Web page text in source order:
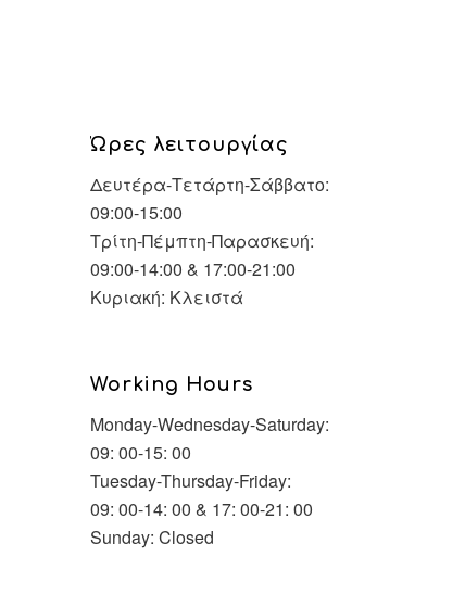
Ώρες λειτουργίας
Δευτέρα-Τετάρτη-Σάββατο:
09:00-15:00
Τρίτη-Πέμπτη-Παρασκευή:
09:00-14:00 & 17:00-21:00
Κυριακή: Κλειστά
Working Hours
Monday-Wednesday-Saturday:
09: 00-15: 00
Tuesday-Thursday-Friday:
09: 00-14: 00 & 17: 00-21: 00
Sunday: Closed